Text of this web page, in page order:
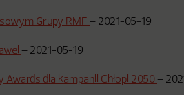
Grupy RMF – 2021-05-19
– 2021-05-19
Awards dla kampanii Chłopi 2050 –